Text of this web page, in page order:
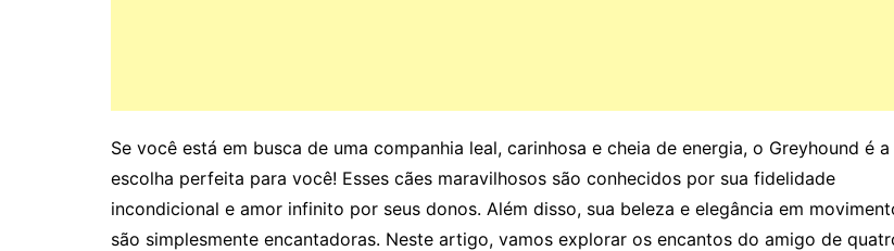
Se você está em busca de uma companhia leal, carinhosa e cheia de energia, o Greyhound é a
escolha perfeita para você! Esses cães maravilhosos são conhecidos por sua fidelidade
incondicional e amor infinito por seus donos. Além disso, sua beleza e elegância em
são simplesmente encantadoras. Neste artigo, vamos explorar os encantos do amigo de